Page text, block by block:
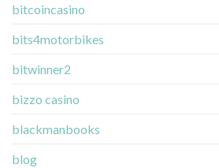
bitcoincasino
bits4motorbikes
bitwinner2
bizzo casino
blackmanbooks
blog